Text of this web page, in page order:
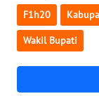
F1h20
Wakil Bupati
WN
SULBAR